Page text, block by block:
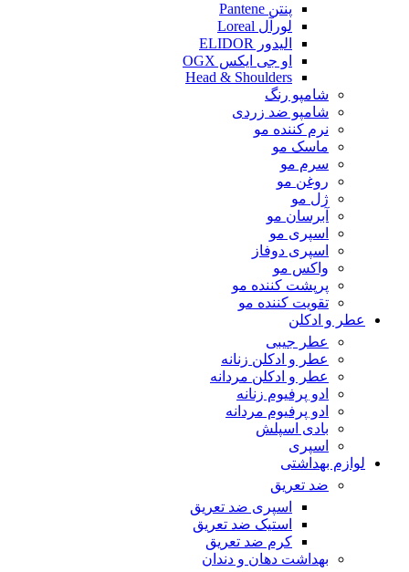
پنتن Pantene
لورآل Loreal
الیدور ELIDOR
او جی ایکس OGX
Head & Shoulders
شامپو رنگ
شامپو ضد زردی
نرم کننده مو
ماسک مو
سرم مو
روغن مو
ژل مو
آبرسان مو
اسپری مو
اسپری دوفاز
واکس مو
پرپشت کننده مو
تقویت کننده مو
عطر و ادکلن
عطر جیبی
عطر و ادکلن زنانه
عطر و ادکلن مردانه
ادو پرفیوم زنانه
ادو پرفیوم مردانه
بادی اسپلش
اسپری
لوازم بهداشتی
ضد تعریق
اسپری ضد تعریق
استیک ضد تعریق
کرم ضد تعریق
بهداشت دهان و دندان